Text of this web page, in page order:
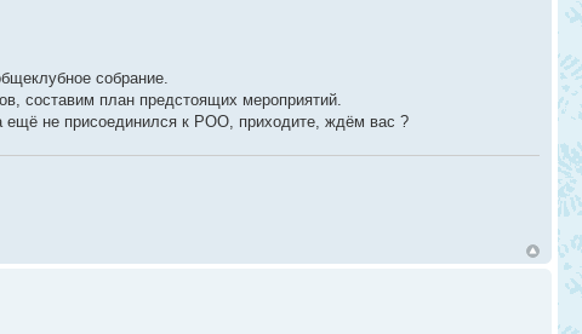
собрание.
составим план предстоящих мероприятий.
ещё не присоединился к РОО, приходите, ждём вас ?